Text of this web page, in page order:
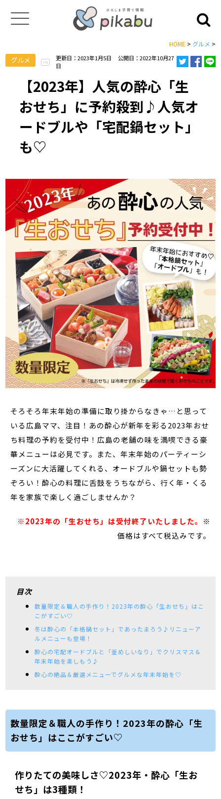
HOME > グルメ >
グルメ PR
更新日：2023年1月5日
公開日：2022年10月27
日
【2023年】人気の酔心「生
おせち」に予約殺到♪人気オ
ードブルや「宅配鍋セット」
も♡
そろそろ年末年始の準備に取り掛からなきゃ…と思って
いる広島ママ、注目！あの酔心が新年を彩る2023年おせ
ち料理の予約を受付中！広島の老舗の味を満喫できる豪
華メニューは必見です。また、年末年始のパーティーシ
ーズンに大活躍してくれる、オードブルや鍋セットも勢
ぞろい！酔心の料理に舌鼓をうちながら、行く年・くる
年を家族で楽しく過ごしませんか？
※2023年の「生おせち」は受付終了いたしました。
※
価格はすべて税込みです。
目次
数量限定＆職人の手作り！2023年の酔心「生おせち」はこ
こがすごい♡
冬は酔心の「本格鍋セット」であったまろう♪リニューア
ルメニューも登場！
酔心の宅配オードブルと「釜めしいなり」でクリスマス＆
年末年始を楽しもう♪
酔心の絶品＆厳選メニューでグルメな年末年始を♡
数量限定＆職人の手作り！2023年の酔心「生
おせち」はここがすごい♡
作りたての美味しさ♡2023年・酔心「生お
せち」は3種類！